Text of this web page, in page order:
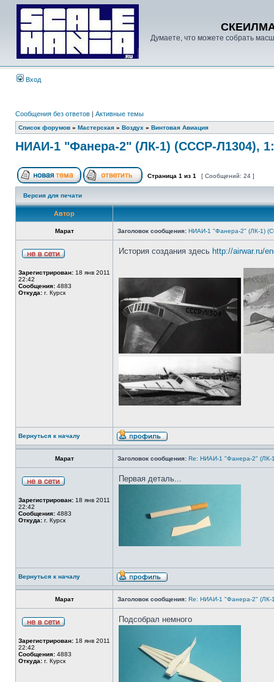
Думаете, что можете собрать
Вход
Сообщения без ответов | Активные темы
Список форумов » Мастерская » Воздух » Винтовая Авиация
НИАИ-1 "Фанера-2" (ЛК-1) (СССР-Л1304),
Страница 1 из 1 [ Сообщений: 24 ]
Версия для печати
Автор
Марат Заголовок сообщения: НИАИ-1 "Фанера-2" (ЛК-1)
Зарегистрирован: 18 янв 2011
22:42
Сообщения: 4883
Откуда: г. Курск
История создания здесь http://airwar.ru/
Вернуться к началу
Марат Заголовок сообщения: Re: НИАИ-1 "Фанера-2" (ЛК-
Зарегистрирован: 18 янв 2011
22:42
Сообщения: 4883
Откуда: г. Курск
Первая деталь...
Вернуться к началу
Марат Заголовок сообщения: Re: НИАИ-1 "Фанера-2" (ЛК-
Зарегистрирован: 18 янв 2011
22:42
Сообщения: 4883
Откуда: г. Курск
Подсобрал немного